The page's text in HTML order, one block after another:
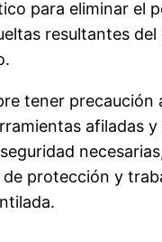
para eliminar el
resultantes del
tener precaución
afiladas
protección y